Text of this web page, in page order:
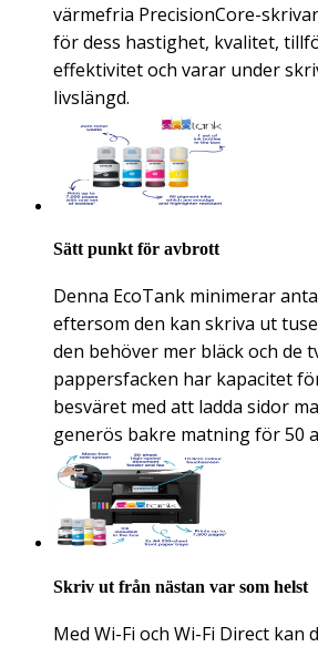
värmefria PrecisionCore-
för dess hastighet, kvalitet,
effektivitet och varar under
livslängd.
Sätt punkt för avbrott
Denna EcoTank minimerar
eftersom den kan skriva ut
den behöver mer bläck och de
pappersfacken har kapacitet
besväret med att ladda sidor
generös bakre matning för 50
Skriv ut från nästan var som helst
Med Wi-Fi och Wi-Fi Direct kan